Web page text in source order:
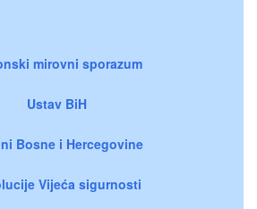
mirovni sporazum
Ustav BiH
Bosne i Hercegovine
Vijeća sigurnosti